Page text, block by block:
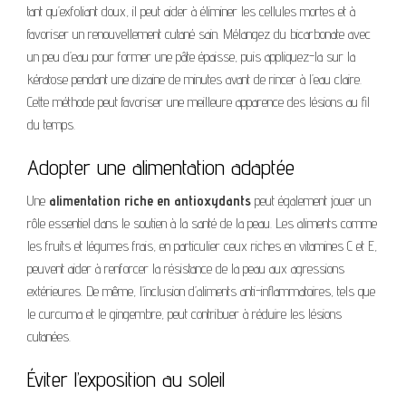
tant qu’exfoliant doux, il peut aider à éliminer les cellules mortes et à
favoriser un renouvellement cutané sain. Mélangez du bicarbonate avec
un peu d’eau pour former une pâte épaisse, puis appliquez-la sur la
kératose pendant une dizaine de minutes avant de rincer à l’eau claire.
Cette méthode peut favoriser une meilleure apparence des lésions au fil
du temps.
Adopter une alimentation adaptée
Une alimentation riche en antioxydants peut également jouer un
rôle essentiel dans le soutien à la santé de la peau. Les aliments comme
les fruits et légumes frais, en particulier ceux riches en vitamines C et E,
peuvent aider à renforcer la résistance de la peau aux agressions
extérieures. De même, l’inclusion d’aliments anti-inflammatoires, tels que
le curcuma et le gingembre, peut contribuer à réduire les lésions
cutanées.
Éviter l’exposition au soleil